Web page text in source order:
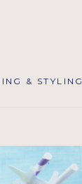
& STYLING